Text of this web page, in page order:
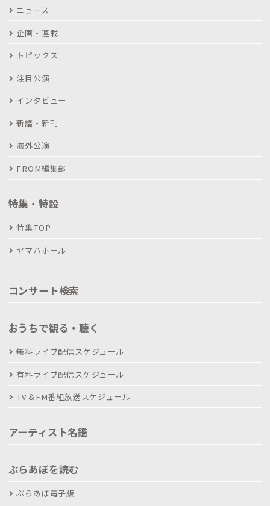
ニュース
企画・連載
トピックス
注目公演
インタビュー
新譜・新刊
海外公演
FROM編集部
特集・特設
特集TOP
ヤマハホール
コンサート検索
おうちで観る・聴く
無料ライブ配信スケジュール
有料ライブ配信スケジュール
TV＆FM番組放送スケジュール
アーティスト名鑑
ぶらあぼを読む
ぶらあぼ電子版